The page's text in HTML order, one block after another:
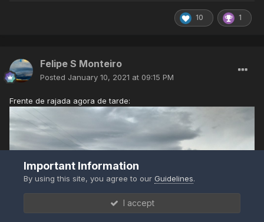
10 1
Felipe S Monteiro
Posted January 10, 2021 at 09:15 PM
Frente de rajada agora de tarde:
Important Information
By using this site, you agree to ourGuidelines.
I accept